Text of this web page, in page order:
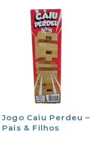
Jogo Caiu Perdeu –
Pais & Filhos